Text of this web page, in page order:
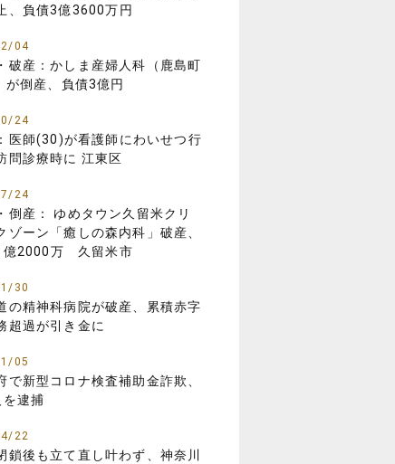
、負債3億3600万円
04
破産：かしま産婦人科（鹿島町
が倒産、負債3億円
24
医師(30)が看護師にわいせつ行
問診療時に 江東区
24
倒産： ゆめタウン久留米クリ
ゾーン「癒しの森内科」破産、
億2000万 久留米市
30
の精神科病院が破産、累積赤字
超過が引き金に
05
で新型コロナ検査補助金詐欺、
逮捕
22
鎖後も立て直し叶わず、神奈川